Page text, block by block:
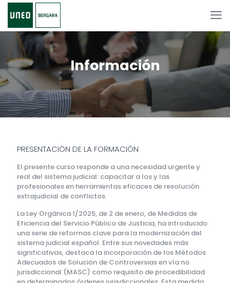
Información
PRESENTACIÓN DE LA FORMACIÓN
El presente curso responde a una necesidad urgente y
real del sistema judicial: capacitar a los y las
profesionales en herramientas eficaces de resolución
extrajudicial de conflictos.
La Ley Orgánica 1/2025, de 2 de enero, de Medidas de
Eficiencia del Servicio Público de Justicia, ha introducido
una serie de reformas clave para la modernización del
sistema judicial español. Entre sus novedades más
significativas, destaca la incorporación de los Métodos
Adecuados de Solución de Controversias en vía no
jurisdiccional (MASC) como requisito de procedibilidad